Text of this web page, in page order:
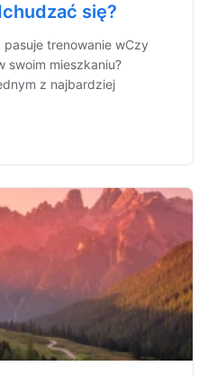
się?
trenowanie wCzy
swoim mieszkaniu?
z najbardziej